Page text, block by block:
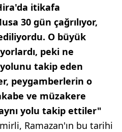
itikafa
30 gün çağrılıyor,
O büyük
peki ne
yolunu takip eden
peygamberlerin o
ve müzakere
yolu takip ettiler"
Ramazan'ın bu tarihi